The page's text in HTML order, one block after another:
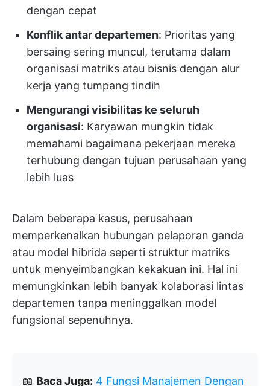
dengan cepat
Konflik antar departemen: Prioritas yang
bersaing sering muncul, terutama dalam
organisasi matriks atau bisnis dengan alur
kerja yang tumpang tindih
Mengurangi visibilitas ke seluruh
organisasi: Karyawan mungkin tidak
memahami bagaimana pekerjaan mereka
terhubung dengan tujuan perusahaan yang
lebih luas
Dalam beberapa kasus, perusahaan
memperkenalkan hubungan pelaporan ganda
atau model hibrida seperti struktur matriks
untuk menyeimbangkan kekakuan ini. Hal ini
memungkinkan lebih banyak kolaborasi lintas
departemen tanpa meninggalkan model
fungsional sepenuhnya.
📖 Baca Juga: 4 Fungsi Manajemen Dengan